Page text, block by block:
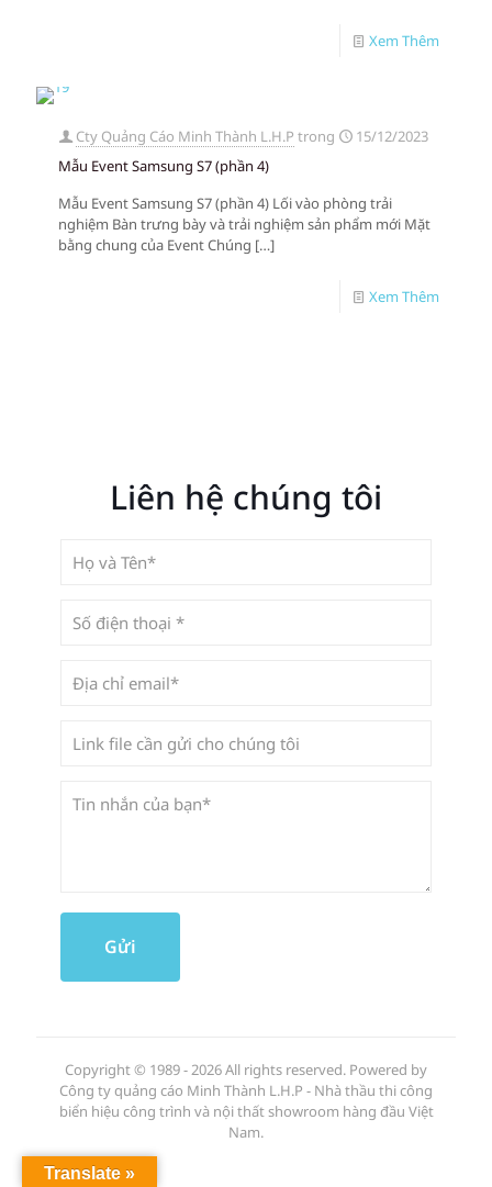
Xem Thêm
Cty Quảng Cáo Minh Thành L.H.P trong
15/12/2023
Mẫu Event Samsung S7 (phần 4)
Mẫu Event Samsung S7 (phần 4) Lối vào phòng trải
nghiệm Bàn trưng bày và trải nghiệm sản phẩm mới Mặt
bằng chung của Event Chúng […]
Xem Thêm
Liên hệ chúng tôi
Copyright © 1989 - 2026 All rights reserved. Powered by
Công ty quảng cáo Minh Thành L.H.P - Nhà thầu thi công
biển hiệu công trình và nội thất showroom hàng đầu Việt
Nam.
Translate »